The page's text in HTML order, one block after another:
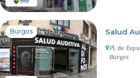
Burgos Salud
Pl. de
Burgos